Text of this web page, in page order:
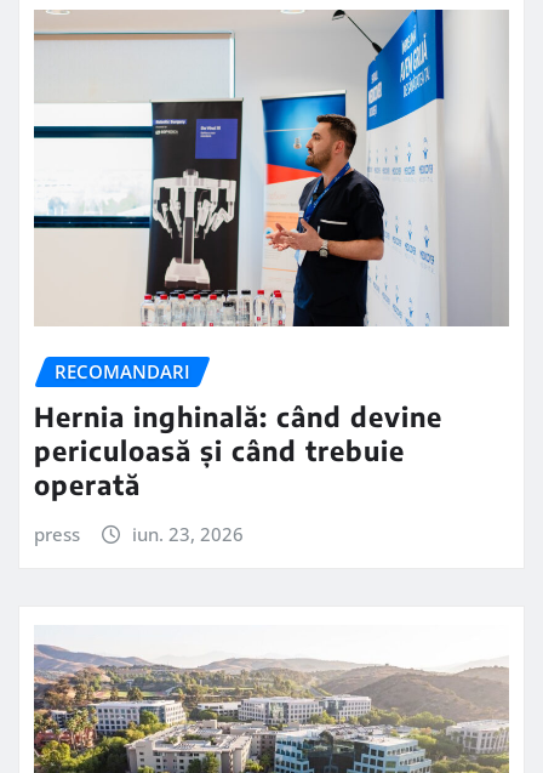
RECOMANDARI
Hernia inghinală: când devine
periculoasă și când trebuie
operată
press iun. 23, 2026